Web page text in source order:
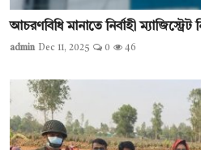
আচরণবিধি মানাতে নির্বাহী ম্যাজিস্ট্রেট
admin Dec 11, 2025 0 46